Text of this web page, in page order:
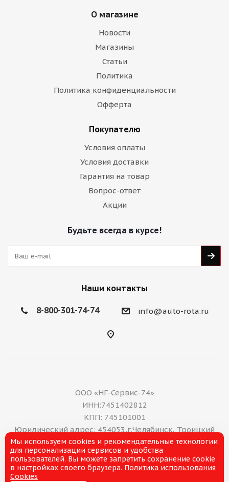
О магазине
Новости
Магазины
Статьи
Политика
Политика конфиденциальности
Офферта
Покупателю
Условия оплаты
Условия доставки
Гарантия на товар
Вопрос-ответ
Акции
Будьте всегда в курсе!
Наши контакты
8-800-301-74-74 info@auto-rota.ru
ООО «НГ-Сервис-74»
ИНН:7451402812
КПП: 745101001
Юридический адрес: 454053,г.Челябинск, Троицкий
тракт, дом 11 А, нежилое помещение 16
E-mail: office@ng-servis.ru
8(351)211-21-07
Мы используем cookies и рекомендательные технологии
для персонализации сервисов и удобства
пользователей. Вы можете запретить сохранение cookie
в настройках своего браузера. Политика использования
Cookies